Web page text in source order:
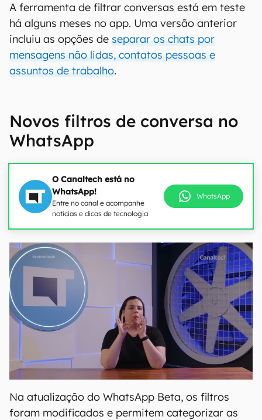
A ferramenta de filtrar conversas está em teste
há alguns meses no app. Uma versão anterior
incluiu as opções de separar os chats por
mensagens não lidas, contatos pessoas e
assuntos de trabalho.
Novos filtros de conversa no
WhatsApp
O Canaltech está no
WhatsApp!
Entre no canal e acompanhe
notícias e dicas de tecnologia
WhatsApp
Na atualização do WhatsApp Beta, os filtros
foram modificados e permitem categorizar as